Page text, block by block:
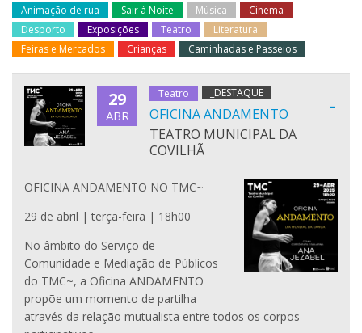
Animação de rua
Sair à Noite Música
Cinema
Desporto
Exposições Teatro
Literatura
Feiras e Mercados
Crianças Caminhadas e Passeios
-
29
ABR
Teatro _DESTAQUE
OFICINA ANDAMENTO
TEATRO MUNICIPAL DA
COVILHÃ
OFICINA ANDAMENTO NO TMC~
29 de abril | terça-feira | 18h00
No âmbito do Serviço de
Comunidade e Mediação de Públicos
do TMC~, a Oficina ANDAMENTO
propõe um momento de partilha
através da relação mutualista entre todos os corpos